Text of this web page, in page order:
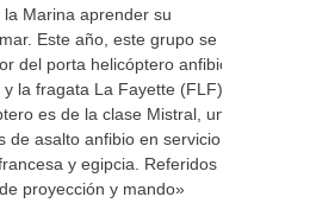
Marina aprender su
Este año, este grupo se
del porta helicóptero anfibio
la fragata La Fayette (FLF).
es de la clase Mistral, uno
de asalto anfibio en servicio
y egipcia. Referidos
proyección y mando»